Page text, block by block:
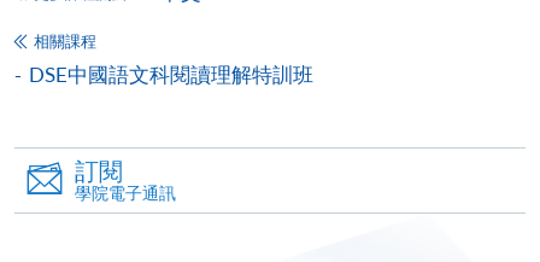
生須要付港幣120元手續費。
學院在收妥費用後，會向申請人發出付款收據，惟
付款收據只發一次。申請額外付款證明的收費為每
張港幣30元。請以劃線支票支付，抬頭註明「香
港大學專業進修學院」，並連同貼上郵票的回郵信
相關課程
DSE中國語文科閱讀理解特訓班
訂閱
學院電子通訊